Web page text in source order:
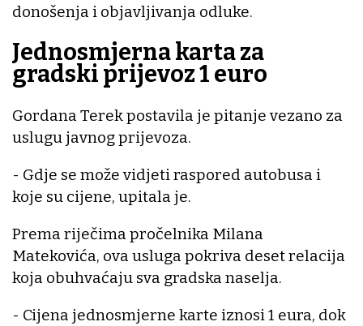
donošenja i objavljivanja odluke.
Jednosmjerna karta za
gradski prijevoz 1 euro
Gordana Terek postavila je pitanje vezano za
uslugu javnog prijevoza.
- Gdje se može vidjeti raspored autobusa i
koje su cijene, upitala je.
Prema riječima pročelnika Milana
Matekovića, ova usluga pokriva deset relacija
koja obuhvaćaju sva gradska naselja.
- Cijena jednosmjerne karte iznosi 1 eura, dok